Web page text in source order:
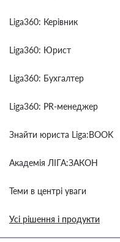
Liga360: Керівник
Liga360: Юрист
Liga360: Бухгалтер
Liga360: PR-менеджер
Знайти юриста Liga:BOOK
Академія ЛІГА:ЗАКОН
Теми в центрі уваги
Усі рішення і продукти